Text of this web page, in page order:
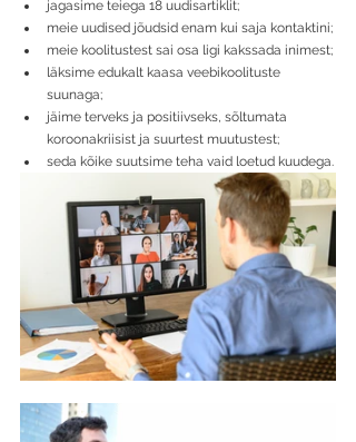
jagasime teiega 18 uudisartiklit;
meie uudised jõudsid enam kui saja kontaktini;
meie koolitustest sai osa ligi kakssada inimest;
läksime edukalt kaasa veebikoolituste
suunaga;
jäime terveks ja positiivseks, sõltumata
koroonakriisist ja suurtest muutustest;
seda kõike suutsime teha vaid loetud kuudega.